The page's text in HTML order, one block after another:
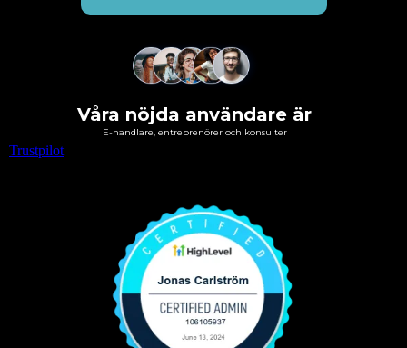
Våra nöjda användare är
E-handlare, entreprenörer och konsulter
Trustpilot